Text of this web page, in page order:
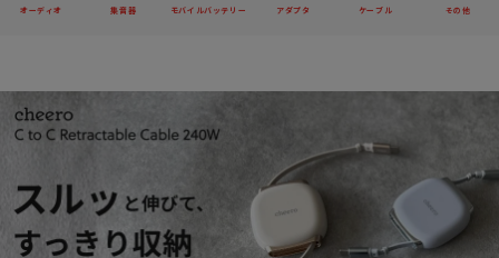
オーディオ 集音器 モバイルバッテリー アダプタ ケーブル その他